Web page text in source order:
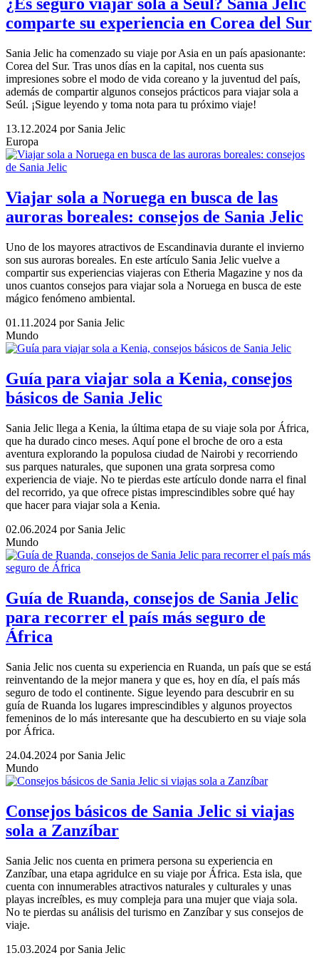
¿Es seguro viajar sola a Seúl? Sania Jelic
comparte su experiencia en Corea del Sur
Sania Jelic ha comenzado su viaje por Asia en un país apasionante:
Corea del Sur. Tras unos días en la capital, nos cuenta sus
impresiones sobre el modo de vida coreano y la juventud del país,
además de compartir algunos consejos prácticos para viajar sola a
Seúl. ¡Sigue leyendo y toma nota para tu próximo viaje!
13.12.2024 por Sania Jelic
Europa
Viajar sola a Noruega en busca de las
auroras boreales: consejos de Sania Jelic
Uno de los mayores atractivos de Escandinavia durante el invierno
son sus auroras boreales. En este artículo Sania Jelic vuelve a
compartir sus experiencias viajeras con Etheria Magazine y nos da
unos cuantos consejos para viajar sola a Noruega en busca de este
mágico fenómeno ambiental.
01.11.2024 por Sania Jelic
Mundo
Guía para viajar sola a Kenia, consejos
básicos de Sania Jelic
Sania Jelic llega a Kenia, la última etapa de su viaje sola por África,
que ha durado cinco meses. Aquí pone el broche de oro a esta
aventura explorando la populosa ciudad de Nairobi y recorriendo
sus parques naturales, que suponen una grata sorpresa como
experiencia de viaje. No te pierdas este artículo donde narra el final
del recorrido, ya que ofrece pistas imprescindibles sobre qué hay
que hacer para viajar sola a Kenia.
02.06.2024 por Sania Jelic
Mundo
Guía de Ruanda, consejos de Sania Jelic
para recorrer el país más seguro de
África
Sania Jelic nos cuenta su experiencia en Ruanda, un país que se está
reinventando de la mejor manera y que es, hoy en día, el país más
seguro de todo el continente. Sigue leyendo para descubrir en su
guía de Ruanda los lugares imprescindibles y algunos proyectos
femeninos de lo más interesante que ha descubierto en su viaje sola
por África.
24.04.2024 por Sania Jelic
Mundo
Consejos básicos de Sania Jelic si viajas
sola a Zanzíbar
Sania Jelic nos cuenta en primera persona su experiencia en
Zanzíbar, una etapa agridulce en su viaje por África. Esta isla, que
cuenta con innumerables atractivos naturales y culturales y unas
playas increíbles, es muy compleja para una mujer que viaja sola.
No te pierdas su análisis del turismo en Zanzíbar y sus consejos de
viaje.
15.03.2024 por Sania Jelic